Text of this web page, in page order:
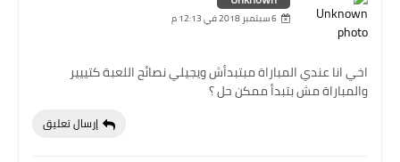
6 سبتمبر 2018 في 12:13 م
اخي انا عندي المباراة مبتبدأش ويجيلي نصائح اللعبة كتييير
والمباراة مش بتبدأ ممكن حل ؟
إرسال تعليق